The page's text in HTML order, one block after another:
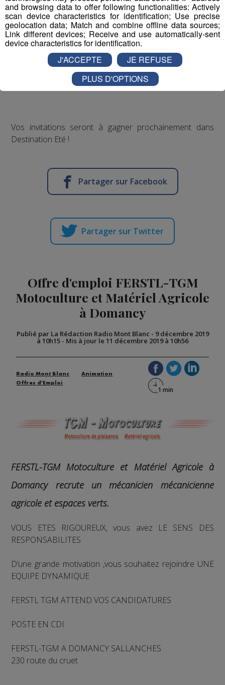
Vos invitations seront à gagner prochainement dans
Destination Eté !
Partager sur Facebook
Partager sur Twitter
Offre d'emploi FERSTL-TGM
Motoculture et Matériel Agricole
à Domancy
Publié par La Rédaction Radio Mont Blanc - 9 décembre 2019
à 10h15 - Mis à jour le 11 décembre 2019 à 10h56
Radio Mont Blanc
Animation
Offres d'Emploi
FERSTL-TGM Motoculture et Matériel Agricole à
Domancy recrute unmécanicien mécanicienne
agricole et espaces verts.
VOUS ETES RIGOUREUX, vous avez LE SENS DES
RESPONSABILITES
D’une grande motivation ,vous souhaitez rejoindre UNE
EQUIPE DYNAMIQUE
FERSTL TGM ATTEND VOS CANDIDATURES
POSTE EN CDI
FERSTL-TGM A DOMANCY SALLANCHES
230 route du cruet
and browsing data to offer following functionalities: Actively
scan device characteristics for identification; Use precise
geolocation data; Match and combine offline data sources;
Link different devices; Receive and use automatically-sent
device characteristics for identification.
J'ACCEPTE
JE REFUSE
PLUS D'OPTIONS